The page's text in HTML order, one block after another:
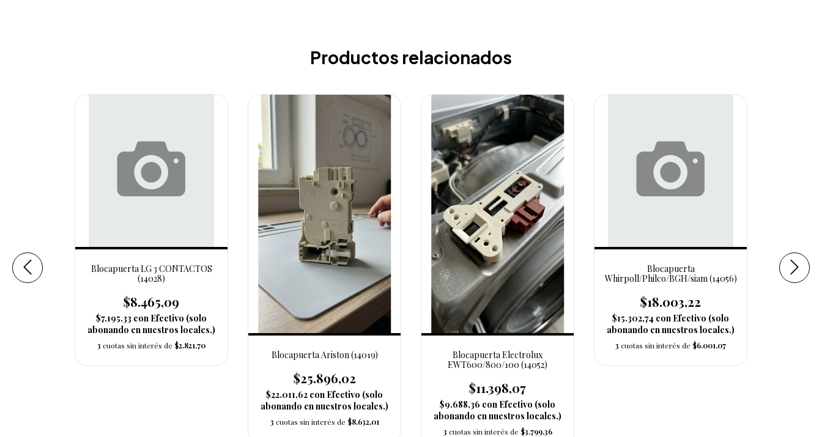
Productos relacionados
Blocapuerta LG 3 CONTACTOS
(14028)
$8.465,09
$7.195,33 con Efectivo (solo
abonando en nuestros locales.)
3 cuotas sin interés de $2.821,70
Blocapuerta Ariston (14019)
$25.896,02
$22.011,62 con Efectivo (solo
abonando en nuestros locales.)
3 cuotas sin interés de $8.632,01
Blocapuerta Electrolux
EWT600/800/100 (14052)
$11.398,07
$9.688,36 con Efectivo (solo
abonando en nuestros locales.)
3 cuotas sin interés de $3.799,36
Blocapuerta
Whirpoll/Philco/BGH/siam (14056)
$18.003,22
$15.302,74 con Efectivo (solo
abonando en nuestros locales.)
3 cuotas sin interés de $6.001,07